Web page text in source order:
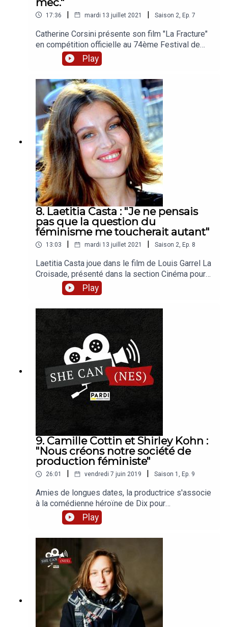
17:36 | mardi 13 juillet 2021 | Saison 2, Ep. 7
Catherine Corsini présente son film "La Fracture"
en compétition officielle au 74ème Festival de
Cannes. She Cannes est un podcast qui porte la
voix de celles et de ceux qui, par leur
filmographie, leurs engagements, accélèrent le
changement devant et derrière la caméra. Pour
plus de parité, et d’inclusion. Présenté par Marie
Labory. Avec le soutien de Google et d'Audiens.
En partenariat avec le collectif 5050, CNC Talents
et la Queerpalm. Pardi Productions. Tous droits
réservés.
Play
8. Laetitia Casta : "Je ne pensais
pas que la question du
féminisme me toucherait autant"
13:03 | mardi 13 juillet 2021 | Saison 2, Ep. 8
Laetitia Casta joue dans le film de Louis Garrel La
Croisade, présenté dans la section Cinéma pour
le Climat en Sélection Officielle au 74ème
Festival de Cannes. She Cannes est un podcast
qui porte la voix de celles et de ceux qui, par leur
filmographie, leurs engagements, accélèrent le
changement devant et derrière la caméra. Pour
plus de parité, et d’inclusion. Présenté par Marie
Labory. Avec le soutien de Google et d'Audiens.
En partenariat avec le collectif 5050, CNC Talents
et la Queerpalm. Pardi Productions. Tous droits
réservés.
Play
9. Camille Cottin et Shirley Kohn :
"Nous créons notre société de
production féministe"
26:01 | vendredi 7 juin 2019 | Saison 1 , Ep. 9
Amies de longues dates, la productrice s'associe
à la comédienne héroïne de Dix pour
cent et Mouche pour réaliser des projets
engagés. Elles reviennent sur l'impact des
personnages incarnés par Camille Cottin à
la télévision et leur désir de voir davantage de
diversité sur nos écrans. Avec le soutien du CNC,
#EllesFontYoutube et Audiens CMBEn partenariat
avec 50/50 x 2020, Causette, Brut. Production :
PARDI productions, Maxime
RuszniewskiJournalistes : Iris Brey, Matilde
MeslinGénérique, post-production : Ilias
ChaumontSon : Pierre Carlier
Play